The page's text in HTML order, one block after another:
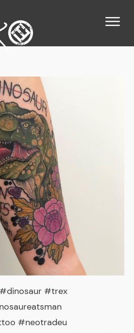
#dinosaur #trex
#neotradeu